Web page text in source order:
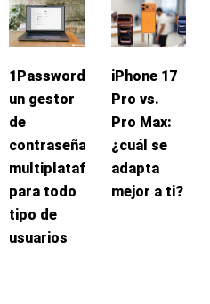
1Password:
un gestor
de
contraseñas
multiplataforma
para todo
tipo de
usuarios
iPhone 17
Pro vs.
Pro Max:
¿cuál se
adapta
mejor a ti?